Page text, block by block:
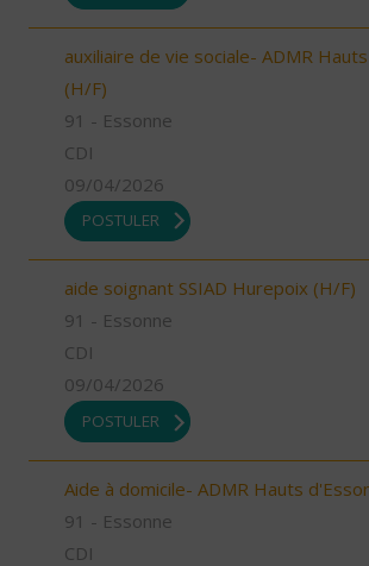
auxiliaire de vie sociale- ADMR
(H/F)
91 - Essonne
CDI
09/04/2026
POSTULER
aide soignant SSIAD Hurepoix (H/F)
91 - Essonne
CDI
09/04/2026
POSTULER
Aide à domicile- ADMR Hauts
91 - Essonne
CDI